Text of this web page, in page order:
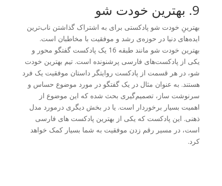
9. بهترین خودت شو
بهترینِ خودت شو پادکستی برای به اشتراک گذاشتن ناب‌ترین
ایده‌های دنیا در حوزه‌ی رشد و موفقیت با مخاطبان است.
بهترین خودت شو مانند طبقه 16 یک پادکست گفتگو محور و
یکی از پادکست‌های فارسی پرشنونده است. تیم بهترین خودت
شو، در هر قسمت از پادکست روایتگر داستان موفقیت یک فرد
هستند. به عنوان مثال در یک گفتگو در مورد موضوع حساس و
سرنوشت ساز، تصمیم‌گیری بحث شده که این موضوع از
اهمیت بسیار برخوردار است. یا در بخش دیگری درمورد مدل
ذهنی. این پادکست که یکی از بهترین پادکست های فارسی
است، در مسیر رقم زدن موفقیت به شما بسیار کمک خواهد
کرد.